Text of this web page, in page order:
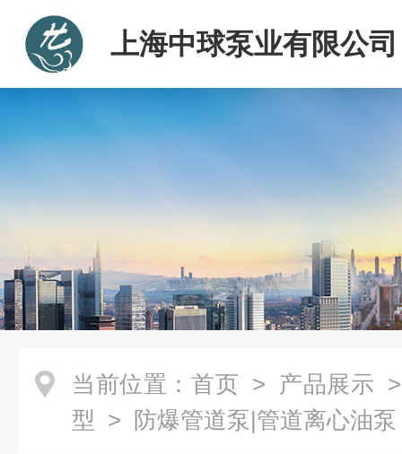
上海中球泵业有限公司
当前位置： 首页 > 产品展示
型 > 防爆管道泵|管道离心油泵